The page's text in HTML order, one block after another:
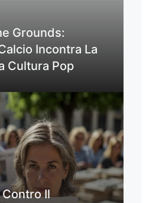
Grounds:
Incontra La
Cultura Pop
Contro Il